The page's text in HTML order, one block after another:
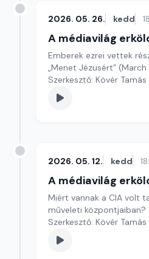
2026. 05. 26. kedd
A médiavilág
Emberek ezrei vettek
„Menet Jézusért”
Szerkesztő: Kövér Tamás
2026. 05. 12. kedd
A médiavilág
Miért vannak a CIA volt
műveleti központjaiban?
Szerkesztő: Kövér Tamás